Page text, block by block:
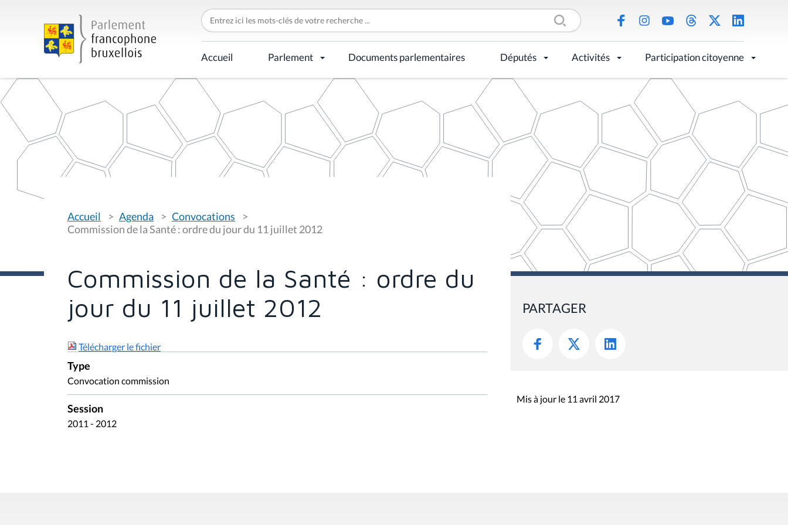
C
h
e
r
c
h
r
p
Accueil Parlement Documents parlementaires Députés Activités Participation citoyenne
o
u
s
s
i
:
Accueil Agenda
Convocations
Commission de la Santé : ordre du jour du 11 juillet 2012
Commission de la Santé : ordre du
jour du 11 juillet 2012
Télécharger le fichier
Type
Convocation commission
Session
2011 - 2012
PARTAGER
Mis à jour le 11 avril 2017